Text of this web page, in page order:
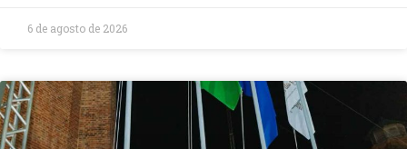
6 de agosto de 2026